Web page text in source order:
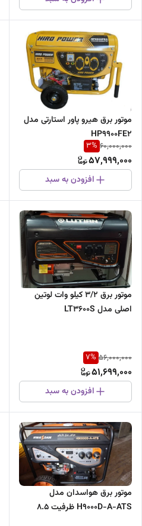
موتور برق هیرو پاور استارتی مدل
HP9900FE2
60,000,000
3%
57,999,000
افزودن به سبد
موتور برق ۳/۲ کیلو وات لوتین
اصلی مدل LT3600S
56,000,000
7%
51,699,000
افزودن به سبد
موتور برق هواسدان مدل
H9000D-A-ATS ظرفیت ۸.۵